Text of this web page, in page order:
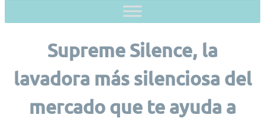
Supreme Silence, la
lavadora más silenciosa del
mercado que te ayuda a